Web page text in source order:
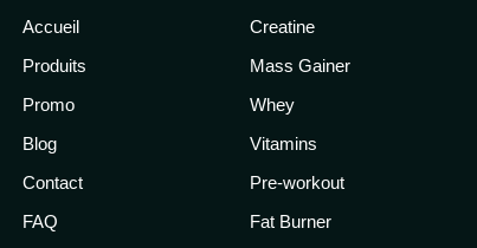
Accueil
Produits
Promo
Blog
Contact
FAQ
Creatine
Mass Gainer
Whey
Vitamins
Pre-workout
Fat Burner